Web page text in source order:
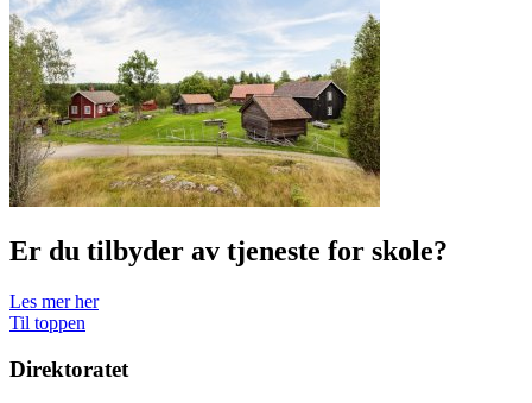
Er du tilbyder av tjeneste for skole?
Les mer her
Til toppen
Direktoratet